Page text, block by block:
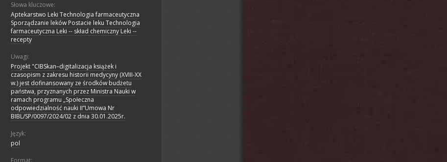
Słowa kluczowe:
Aptekarstwo Leki Technologia farmaceutyczna
Sporządzanie leków Postacie leku Technologia
farmaceutyczna Leki -- skład chemiczny Leki --
recepty
Uwagi:
Projekt "CIBSkan–digitalizacja książek i
czasopism z zakresu historii medycyny (XVIII-XX
w.) jest dofinansowany ze środków budżetu
państwa, przyznanych przez Ministra Nauki w
ramach programu „Społeczna
odpowiedzialność nauki II”Umowa Nr
BIBL/SP/0097/2024/02 z dnia 30.01.2025r.
Język:
pol